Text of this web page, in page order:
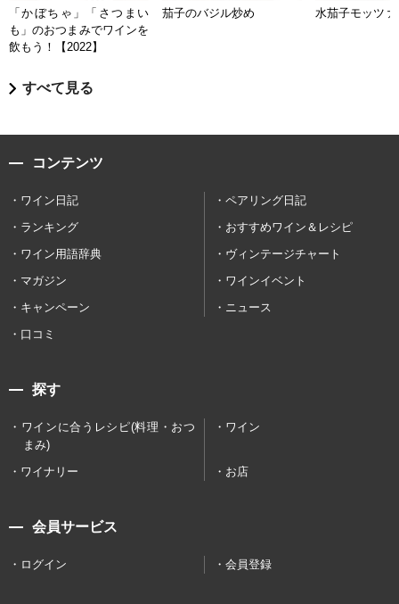
「かぼちゃ」「さつまい
も」のおつまみでワインを
飲もう！【2022】
茄子のバジル炒め 水茄子モッツァ
すべて見る
コンテンツ
ワイン日記
ペアリング日記
ランキング
おすすめワイン＆レシピ
ワイン用語辞典
ヴィンテージチャート
マガジン
ワインイベント
キャンペーン
ニュース
口コミ
探す
ワインに合うレシピ(料理・おつ
まみ)
ワイン
ワイナリー お店
会員サービス
ログイン 会員登録